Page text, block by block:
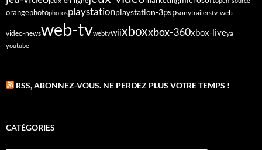
orangephotophotosplaystationplaystation-3pspsonytrailerstv-web
video-newsweb-tvwebtvwiixboxxbox-360xbox-liveya
youtube
RSS, ABONNEZ-VOUS. NE PERDEZ PLUS VOTRE TEMPS !
CATÉGORIES